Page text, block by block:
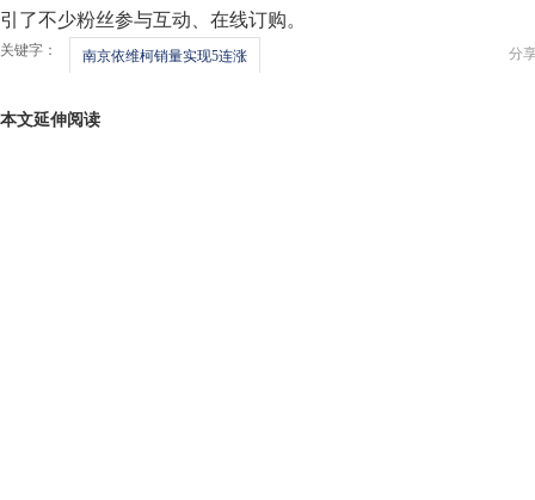
引了不少粉丝参与互动、在线订购。
分
关键字： 南京依维柯销量实现5连涨
本文延伸阅读